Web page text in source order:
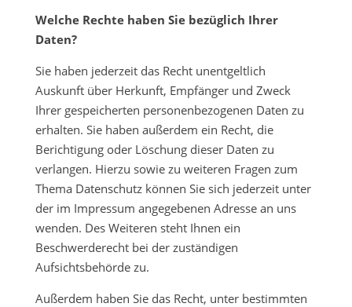
Welche Rechte haben Sie bezüglich Ihrer
Daten?
Sie haben jederzeit das Recht unentgeltlich
Auskunft über Herkunft, Empfänger und Zweck
Ihrer gespeicherten personenbezogenen Daten zu
erhalten. Sie haben außerdem ein Recht, die
Berichtigung oder Löschung dieser Daten zu
verlangen. Hierzu sowie zu weiteren Fragen zum
Thema Datenschutz können Sie sich jederzeit unter
der im Impressum angegebenen Adresse an uns
wenden. Des Weiteren steht Ihnen ein
Beschwerderecht bei der zuständigen
Aufsichtsbehörde zu.
Außerdem haben Sie das Recht, unter bestimmten